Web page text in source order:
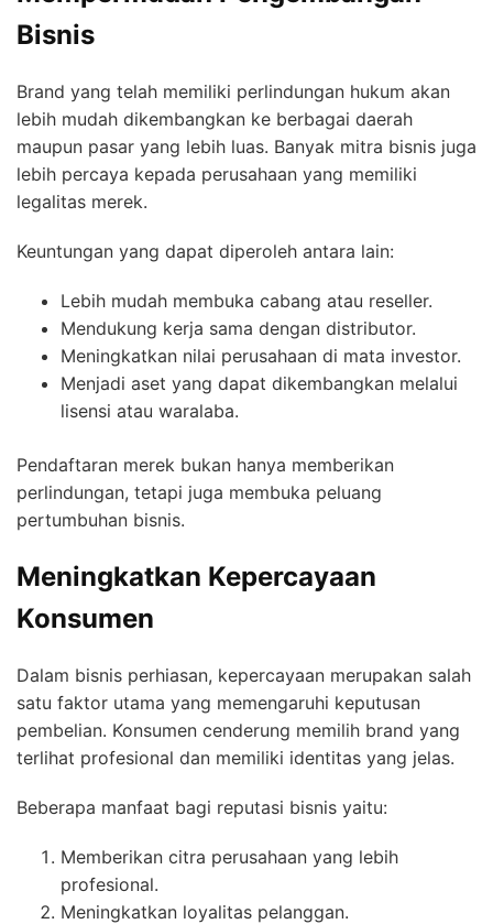
Bisnis
Brand yang telah memiliki perlindungan hukum akan
lebih mudah dikembangkan ke berbagai daerah
maupun pasar yang lebih luas. Banyak mitra bisnis juga
lebih percaya kepada perusahaan yang memiliki
legalitas merek.
Keuntungan yang dapat diperoleh antara lain:
Lebih mudah membuka cabang atau reseller.
Mendukung kerja sama dengan distributor.
Meningkatkan nilai perusahaan di mata investor.
Menjadi aset yang dapat dikembangkan melalui
lisensi atau waralaba.
Pendaftaran merek bukan hanya memberikan
perlindungan, tetapi juga membuka peluang
pertumbuhan bisnis.
Meningkatkan Kepercayaan
Konsumen
Dalam bisnis perhiasan, kepercayaan merupakan salah
satu faktor utama yang memengaruhi keputusan
pembelian. Konsumen cenderung memilih brand yang
terlihat profesional dan memiliki identitas yang jelas.
Beberapa manfaat bagi reputasi bisnis yaitu:
Memberikan citra perusahaan yang lebih
profesional.
Meningkatkan loyalitas pelanggan.